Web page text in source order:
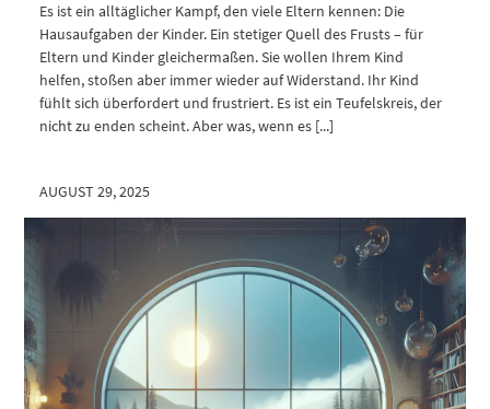
Es ist ein alltäglicher Kampf, den viele Eltern kennen: Die
Hausaufgaben der Kinder. Ein stetiger Quell des Frusts – für
Eltern und Kinder gleichermaßen. Sie wollen Ihrem Kind
helfen, stoßen aber immer wieder auf Widerstand. Ihr Kind
fühlt sich überfordert und frustriert. Es ist ein Teufelskreis, der
nicht zu enden scheint. Aber was, wenn es [...]
AUGUST 29, 2025